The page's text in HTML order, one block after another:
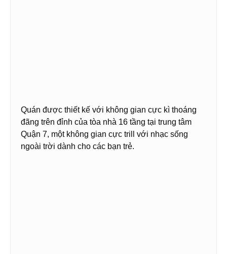
Quán được thiết kế với không gian cực kì thoáng
đãng trên đỉnh của tòa nhà 16 tầng tại trung tâm
Quận 7, một không gian cực trill với nhạc sống
ngoài trời dành cho các bạn trẻ.